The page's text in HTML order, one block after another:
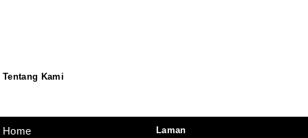
Tentang Kami
Home
Laman